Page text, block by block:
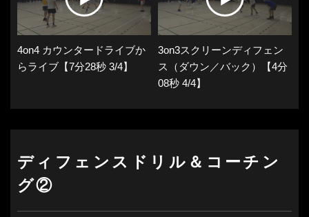
4on4 カウンタードライブか
らライブ【7分28秒 3/4】
3on3スクリーンディフェン
ス（ダウン／バック）【4分
08秒 4/4】
ディフェンスドリル＆コーチン
グ②